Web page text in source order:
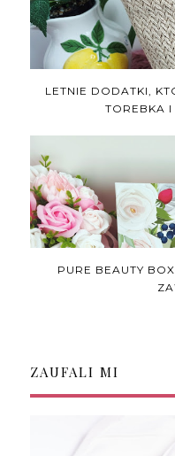
LETNIE DODATKI,
TOREBKA I
PURE BEAUTY
ZAUFALI MI